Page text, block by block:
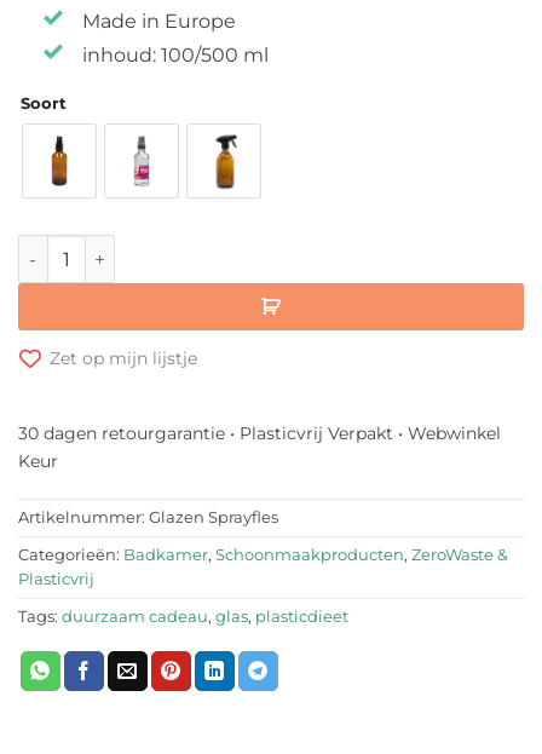
Made in Europe
inhoud: 100/500 ml
Soort
Glazen Sprayfles aantal
Zet op mijn lijstje
30 dagen retourgarantie • Plasticvrij Verpakt • Webwinkel
Keur
Artikelnummer: Glazen Sprayfles
Categorieën: Badkamer, Schoonmaakproducten, ZeroWaste &
Plasticvrij
Tags: duurzaam cadeau, glas, plasticdieet